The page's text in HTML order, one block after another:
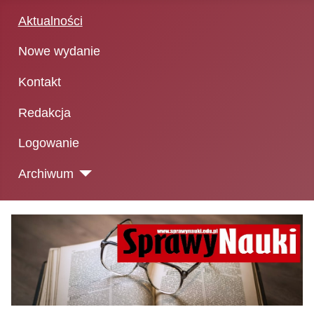
Aktualności
Nowe wydanie
Kontakt
Redakcja
Logowanie
Archiwum